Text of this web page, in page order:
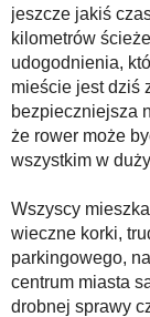
Bezpiecznie i
jeszcze jakiś
kilometrów
udogodnienia,
mieście jest dziś
bezpieczniejsza
że rower może
wszystkim w
Wszyscy
wieczne korki,
parkingowego,
centrum miasta
drobnej sprawy